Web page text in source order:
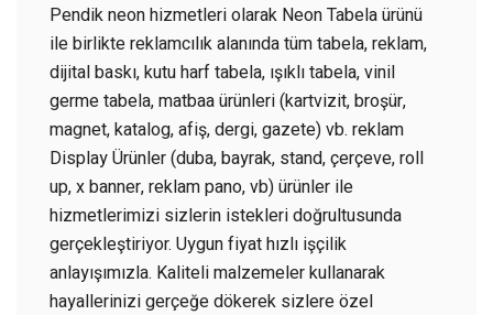
Pendik neon hizmetleri olarak Neon Tabela ürünü
ile birlikte reklamcılık alanında tüm tabela, reklam,
dijital baskı, kutu harf tabela, ışıklı tabela, vinil
germe tabela, matbaa ürünleri (kartvizit, broşür,
magnet, katalog, afiş, dergi, gazete) vb. reklam
Display Ürünler (duba, bayrak, stand, çerçeve, roll
up, x banner, reklam pano, vb) ürünler ile
hizmetlerimizi sizlerin istekleri doğrultusunda
gerçekleştiriyor. Uygun fiyat hızlı işçilik
anlayışımızla. Kaliteli malzemeler kullanarak
hayallerinizi gerçeğe dökerek sizlere özel